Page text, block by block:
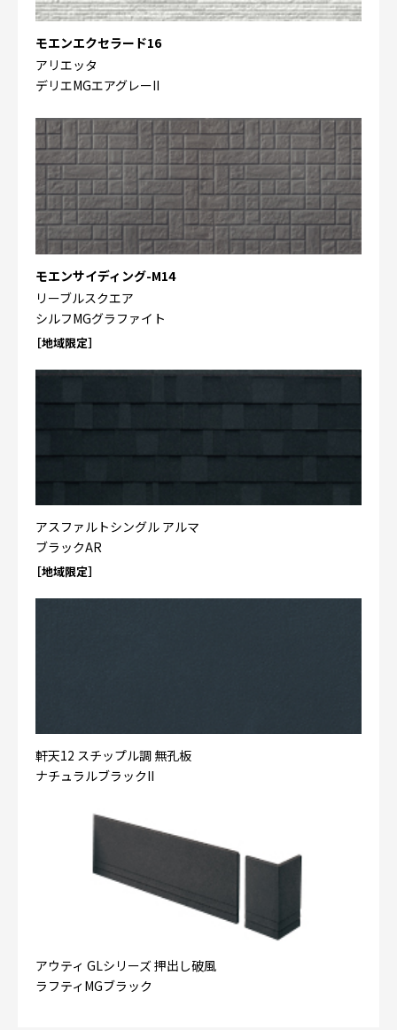
モエンエクセラード16
アリエッタ
デリエMGエアグレーII
モエンサイディング-M14
リーブルスクエア
シルフMGグラファイト
［地域限定］
アスファルトシングル アルマ
ブラックAR
［地域限定］
軒天12 スチップル調 無孔板
ナチュラルブラックII
アウティ GLシリーズ 押出し破風
ラフティMGブラック